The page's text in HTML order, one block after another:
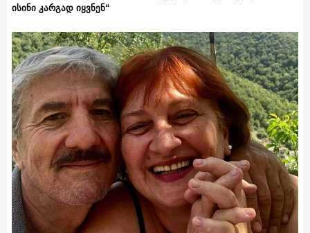
ისინი კარგად იყვნენ“